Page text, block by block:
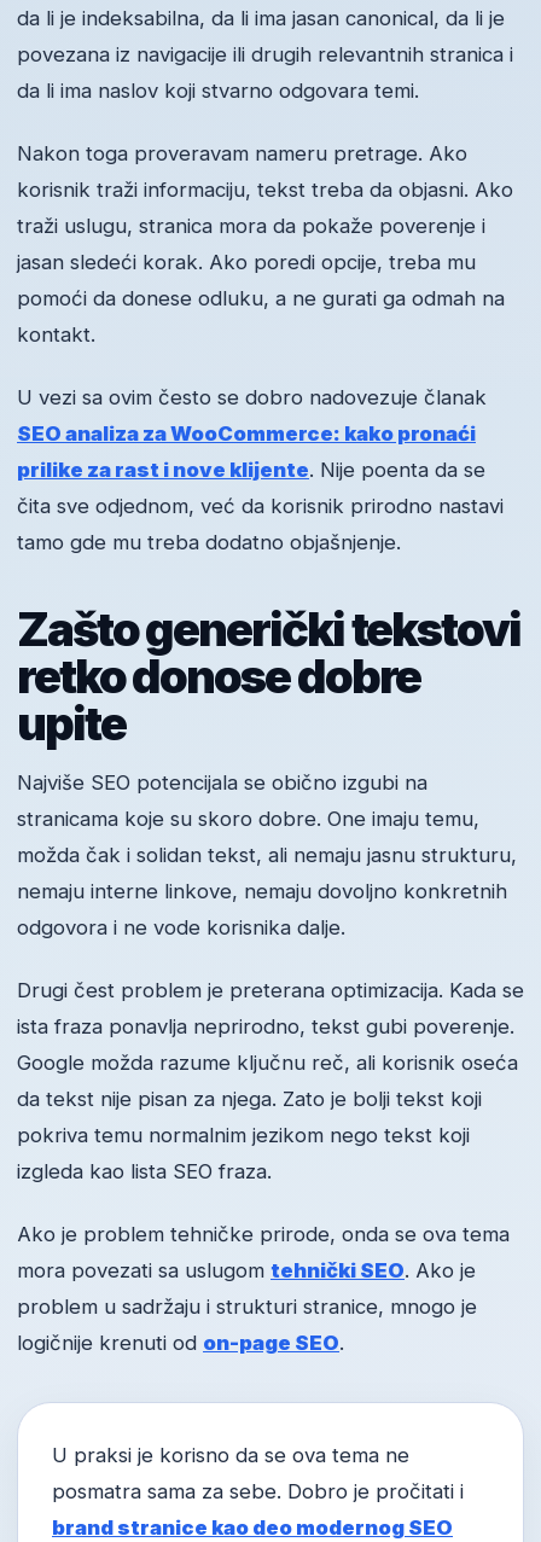
da li je indeksabilna, da li ima jasan canonical, da li je
povezana iz navigacije ili drugih relevantnih stranica i
da li ima naslov koji stvarno odgovara temi.
Nakon toga proveravam nameru pretrage. Ako
korisnik traži informaciju, tekst treba da objasni. Ako
traži uslugu, stranica mora da pokaže poverenje i
jasan sledeći korak. Ako poredi opcije, treba mu
pomoći da donese odluku, a ne gurati ga odmah na
kontakt.
U vezi sa ovim često se dobro nadovezuje članak
SEO analiza za WooCommerce: kako pronaći
prilike za rast i nove klijente. Nije poenta da se
čita sve odjednom, već da korisnik prirodno nastavi
tamo gde mu treba dodatno objašnjenje.
Zašto generički tekstovi
retko donose dobre
upite
Najviše SEO potencijala se obično izgubi na
stranicama koje su skoro dobre. One imaju temu,
možda čak i solidan tekst, ali nemaju jasnu strukturu,
nemaju interne linkove, nemaju dovoljno konkretnih
odgovora i ne vode korisnika dalje.
Drugi čest problem je preterana optimizacija. Kada se
ista fraza ponavlja neprirodno, tekst gubi poverenje.
Google možda razume ključnu reč, ali korisnik oseća
da tekst nije pisan za njega. Zato je bolji tekst koji
pokriva temu normalnim jezikom nego tekst koji
izgleda kao lista SEO fraza.
Ako je problem tehničke prirode, onda se ova tema
mora povezati sa uslugom tehnički SEO. Ako je
problem u sadržaju i strukturi stranice, mnogo je
logičnije krenuti od on-page SEO.
U praksi je korisno da se ova tema ne
posmatra sama za sebe. Dobro je pročitati i
brand stranice kao deo modernog SEO